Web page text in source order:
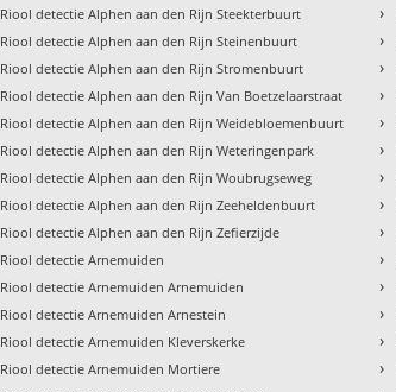
Riool detectie Alphen aan den Rijn Steekterbuurt
Riool detectie Alphen aan den Rijn Steinenbuurt
Riool detectie Alphen aan den Rijn Stromenbuurt
Riool detectie Alphen aan den Rijn Van Boetzelaarstraat
Riool detectie Alphen aan den Rijn Weidebloemenbuurt
Riool detectie Alphen aan den Rijn Weteringenpark
Riool detectie Alphen aan den Rijn Woubrugseweg
Riool detectie Alphen aan den Rijn Zeeheldenbuurt
Riool detectie Alphen aan den Rijn Zefierzijde
Riool detectie Arnemuiden
Riool detectie Arnemuiden Arnemuiden
Riool detectie Arnemuiden Arnestein
Riool detectie Arnemuiden Kleverskerke
Riool detectie Arnemuiden Mortiere
›
›
›
›
›
›
›
›
›
›
›
›
›
›